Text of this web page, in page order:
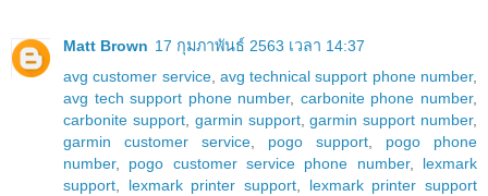
Matt Brown 17 กุมภาพันธ์ 2563 เวลา 14:37
avg customer service, avg technical support phone number,
avg tech support phone number, carbonite phone number,
carbonite support, garmin support,garmin support number,
garmin customer service
pogo support
pogo phone
number, pogo customer service phone number, lexmark
support
lexmark printer support
lexmark printer support